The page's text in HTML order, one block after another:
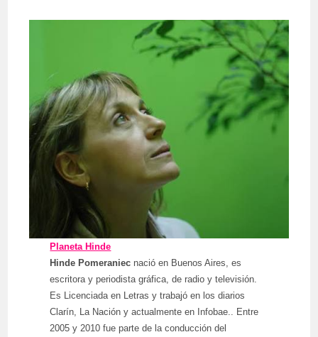
Planeta Hinde
Hinde Pomeraniec nació en Buenos Aires, es
escritora y periodista gráfica, de radio y televisión.
Es Licenciada en Letras y trabajó en los diarios
Clarín, La Nación y actualmente en Infobae.. Entre
2005 y 2010 fue parte de la conducción del